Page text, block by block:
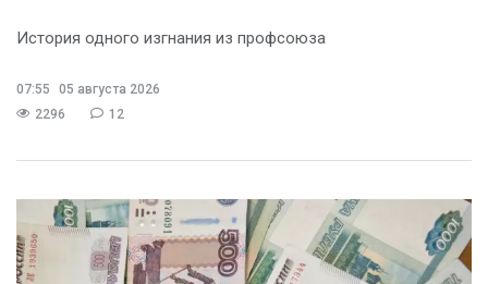
История одного изгнания из профсоюза
07:55
05 августа 2026
2296
12